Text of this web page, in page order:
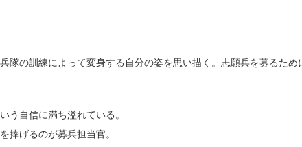
隊の訓練によって変身する自分の姿を思い描く。志願兵を募るため
う自信に満ち溢れている。
捧げるのが募兵担当官。